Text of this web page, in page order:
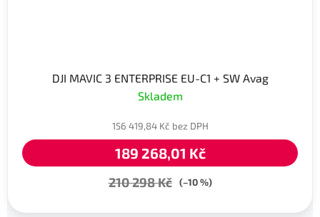
DJI MAVIC 3 ENTERPRISE EU-C1 + SW Avag
Skladem
156 419,84 Kč bez DPH
189 268,01 Kč
210 298 Kč (–10 %)